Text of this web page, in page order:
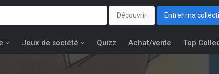
Découvrir Entrer ma
Jeux de société Quizz Achat/vente Top